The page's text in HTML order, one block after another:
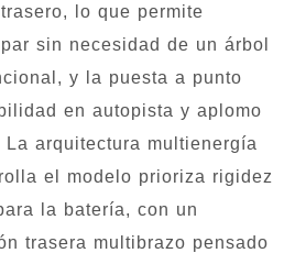
lo que permite
sin necesidad de un árbol
y la puesta a punto
en autopista y aplomo
arquitectura multienergía
el modelo prioriza rigidez
la batería, con un
trasera multibrazo pensado